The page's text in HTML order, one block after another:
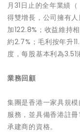
月31日止的全年業績
得雙增長，公司擁有
加122.8%；收益維持
約2.7%；毛利按年升
度，每股基本利為3.51
業務回顧
集團是香港一家具規
服務，並具備香港註
承建商的資格。